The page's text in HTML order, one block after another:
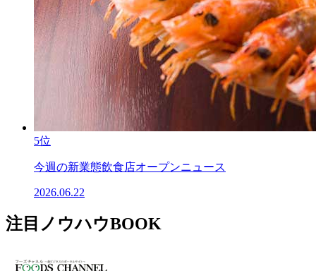
5位
今週の新業態飲食店オープンニュース
2026.06.22
注目ノウハウBOOK